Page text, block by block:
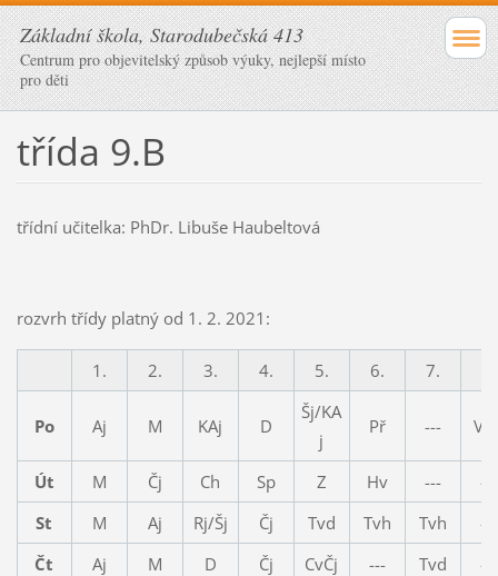
Základní škola, Starodubečská 413
Centrum pro objevitelský způsob výuky, nejlepší místo
pro děti
třída 9.B
třídní učitelka: PhDr. Libuše Haubeltová
rozvrh třídy platný od 1. 2. 2021:
1. 2. 3. 4. 5. 6. 7.
Po Aj M KAj D
Šj/KA
j
Př ---
Út M Čj Ch Sp Z Hv ---
---
St
M Aj Rj/Šj Čj Tvd Tvh Tvh
---
Čt
Aj M D Čj CvČj --- Tvd ---